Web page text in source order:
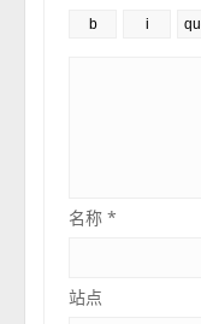
名称*
站点